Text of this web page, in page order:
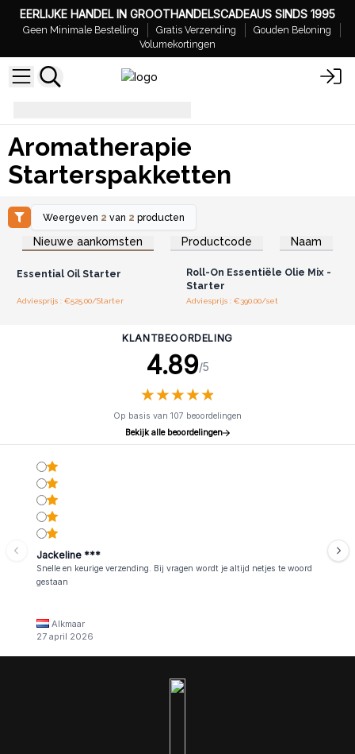
EERLIJKE HANDEL IN GROOTHANDELSCADEAUS SINDS 1995
Geen Minimale Bestelling Gratis Verzending
Gouden Beloning
Volumekortingen
Aromatherapie
Starterspakketten
Weergeven 2 van 2 producten
Nieuwe aankomsten Productcode Naam
Log in of registreer u voor
groothandelsprijzen.
Essential Oil Starter
Adviesprijs : €525.00/Starter
Log in of registreer u voor
groothandelsprijzen.
Roll-On Essentiële Olie Mix -
Starter
Adviesprijs : €390.00/set
KLANTBEOORDELING
4.89/5
★★★★★
★★★★★
Op basis van 107 beoordelingen
Bekijk alle beoordelingen
Jackeline ***
Snelle en keurige verzending. Bij vragen wordt je altijd netjes te woord
gestaan
Alkmaar
27 april 2026